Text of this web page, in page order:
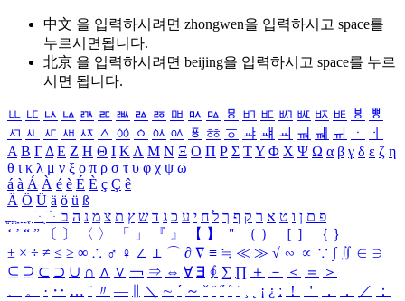
中文 을 입력하시려면 zhongwen을 입력하시고 space를
누르시면됩니다.
北京 을 입력하시려면 beijing을 입력하시고 space를 누르
시면 됩니다.
ㅥ ㅦ ㅧ ㅨ ㅩ ㅪ ㅫ ㅬ ㅭ ㅮ ㅯ ㅰ ㅱ ㅲ ㅳ ㅴ ㅵ ㅶ ㅷ ㅸ
ㅹ
ㅺ ㅻ ㅼ ㅽ ㅾ ㅿ ㆀ ㆁ ㆂ ㆃ ㆄ ㆅ ㆆ ㆇ ㆈ ㆉ ㆊ ㆋ ㆌ ㆍ
ㆎ
Α Β ΓΔ Ε Ζ Η Θ Ι ΚΛ Μ Ν Ξ Ο Π Ρ Σ ΤΥ Φ Χ Ψ Ω α β γ δ ε ζ η
θ ι κ λ μ ν ξ ο π ρ σ τ υ φ χ ψ ω
á à Á À é è É È ç Ç ê
Ä Ö Ü ä ö ü ß
ִֶֹ ֻּ ׁׂ פ ם ן ו ט א ר ק ף ך ל ח י ע כ ג ד ש ץ ת צ מ נ ה ב
‘ ’ “ ” 〔 〕 〈 〉 「 」 『 』 【 】 ＂ （ ） ［ ］ ｛ ｝
± × ÷ ≠ ≤ ≥ ∞ ∴ ♂ ♀ ∠ ⊥ ⌒ ∂ ∇ ≡ ≒ ≪ ≫ √ ∽ ∝ ∵ ∫ ∬ ∈ ∋
⊆ ⊇ ⊂ ⊃ ∪ ∩ ∧ ∨ ￢ ⇒ ⇔ ∀ ∃ ∮ ∑ ∏ ＋ － ＜ ＝
＞
、
。 · ‥ … ¨ 〃 ― ＼ ∼ ´ ～ ˇ ˘ ˝ ˚ ˙ ¸ ¡ ¿ ː ！ ＇ ， ． ／
：